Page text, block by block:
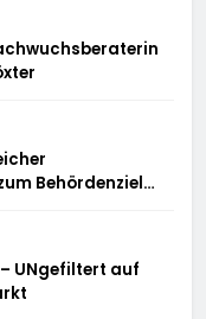
Behördenziel
– UNgefiltert auf